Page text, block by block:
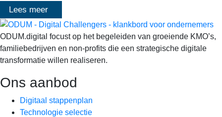
Lees meer
ODUM.digital focust op het begeleiden van groeiende KMO’s,
familiebedrijven en non-profits die een strategische digitale
transformatie willen realiseren.
Ons aanbod
Digitaal stappenplan
Technologie selectie